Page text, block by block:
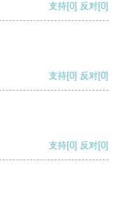
支持[0] 反对[0]
支持[0] 反对[0]
支持[0] 反对[0]